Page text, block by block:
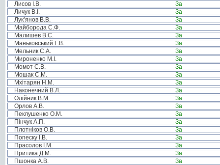
Лисов І.В.
За
Личук В.І.
За
Лук’янов В.В.
За
Майборода С.Ф.
За
Малишев В.С.
За
Маньковський Г.В.
За
Мельник С.А.
За
Мироненко М.І.
За
Момот С.В.
За
Мошак С.М.
За
Мхітарян Н.М.
За
Наконечний В.Л.
За
Олійник В.М.
За
Орлов А.В.
За
Пеклушенко О.М.
За
Пінчук А.П.
За
Плотніков О.В.
За
Попеску І.В.
За
Прасолов І.М.
За
Притика Д.М.
За
Пшонка А.В.
За